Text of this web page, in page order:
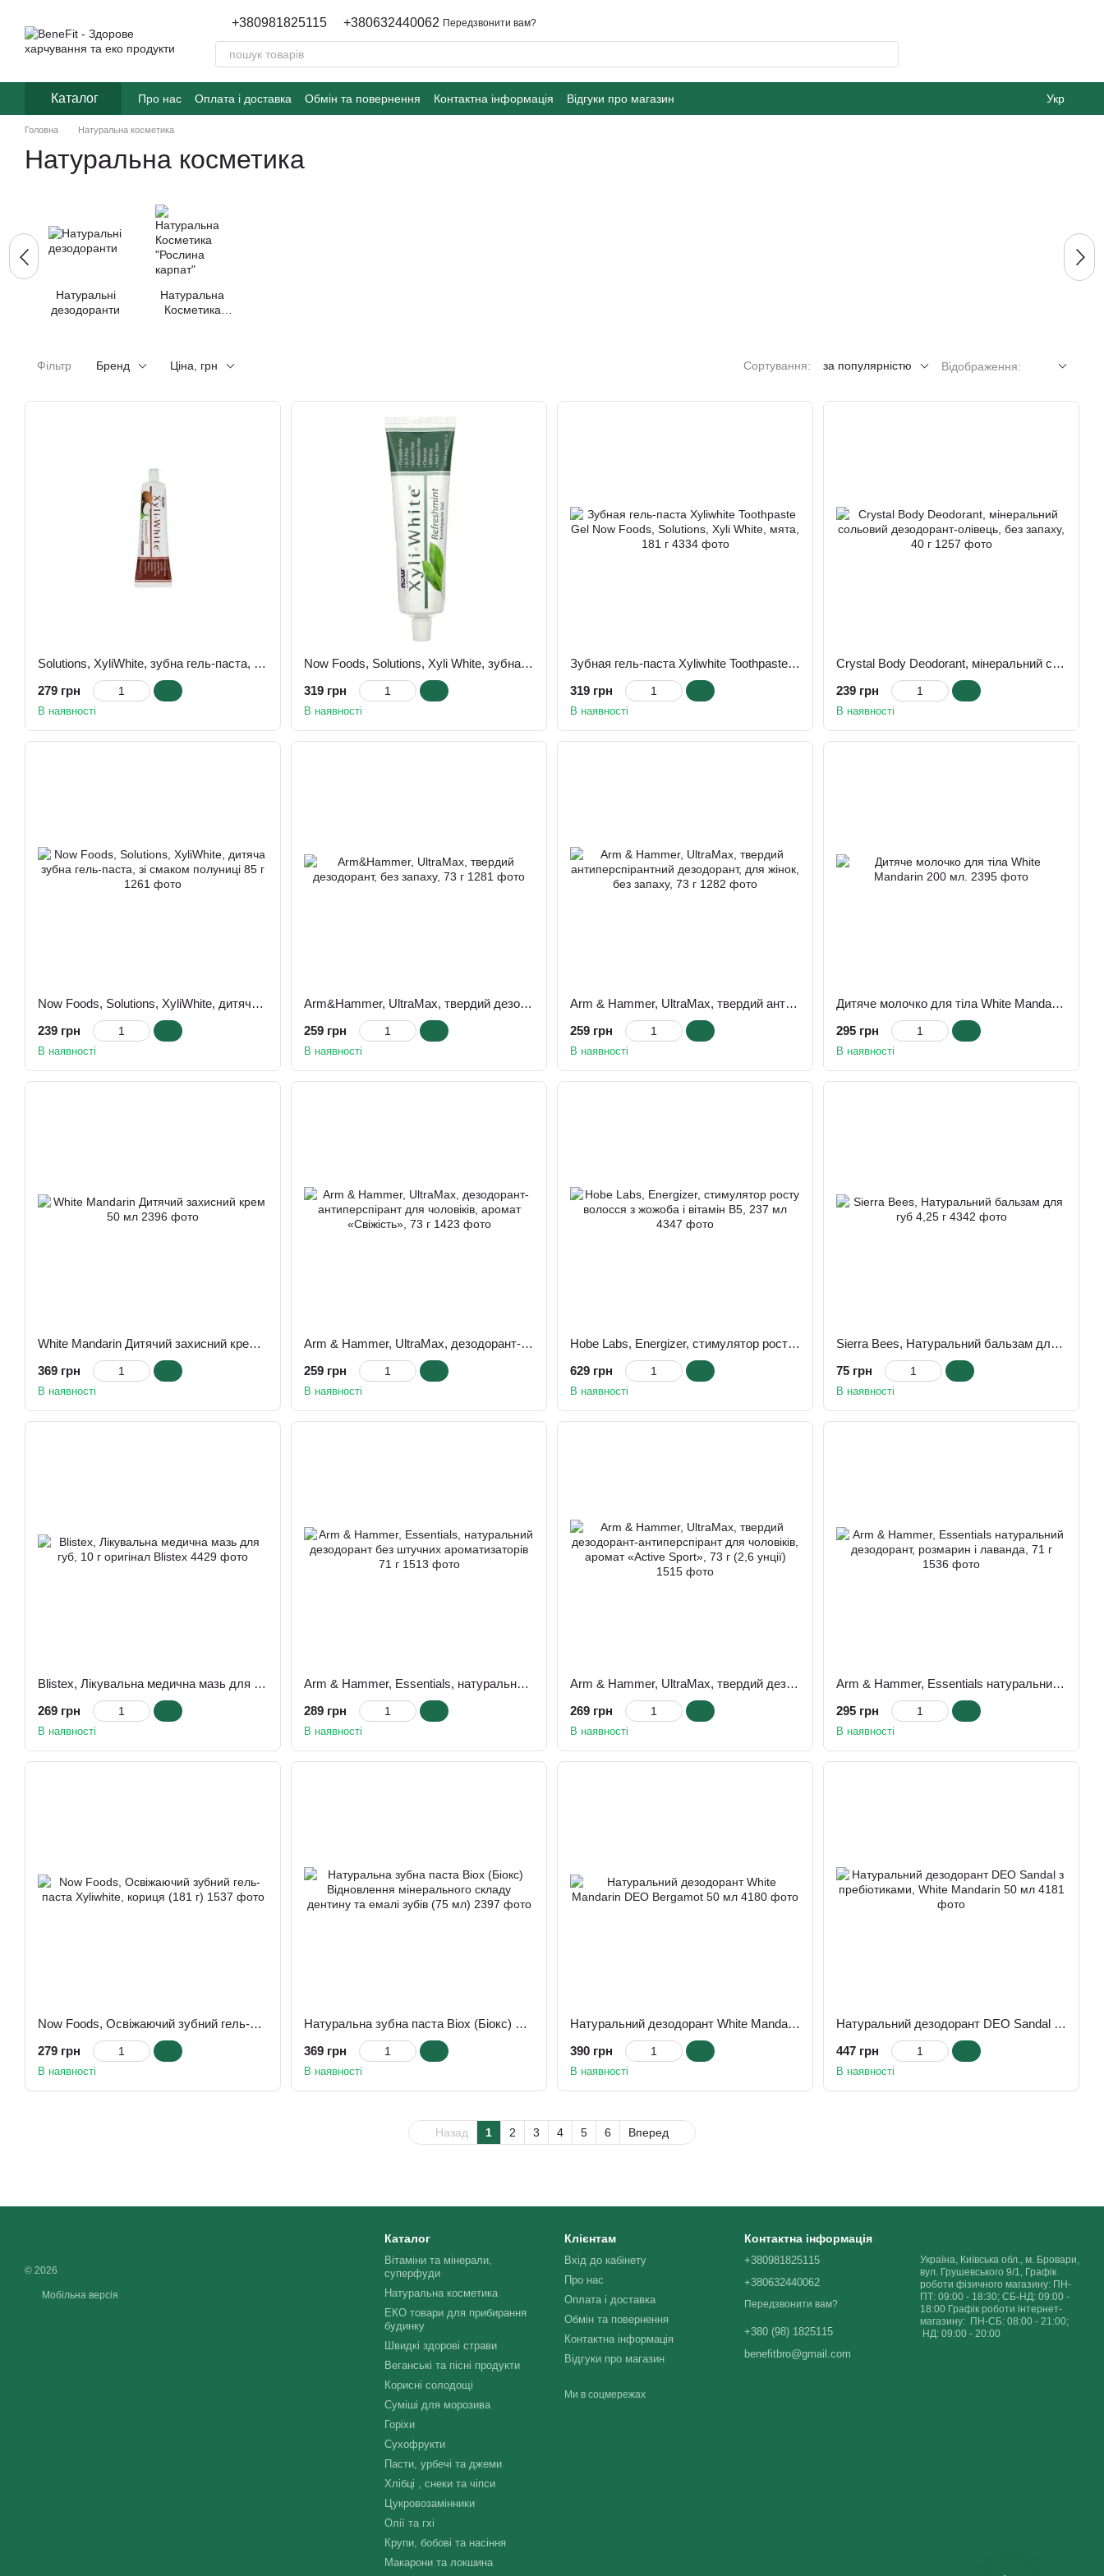
+380981825115 +380632440062 Передзвонити вам?
Каталог Про нас Оплата і доставка Обмін та повернення Контактна інформація Відгуки про магазин Укр
Головна Натуральна косметика
Натуральна косметика
Натуральні
дезодоранти
Натуральна
Косметика
Фільтр
Бренд Ціна, грн Сортування: за популярністю Відображення:
Solutions, XyliWhite, зубна гель-паста, з кокосовою олією, зі смаком м'яти, 181 г
279 грн
В наявності
Now Foods, Solutions, Xyli White, зубна гель-паста, без фтору, Xyliwhite Toothpaste Gel освіжна м'ята, 181 г
319 грн
В наявності
Зубная гель-паста Xyliwhite Toothpaste Gel Now Foods, Solutions, Xyli White, мята, 181 г
319 грн
В наявності
Crystal Body Deodorant, мінеральний сольовий дезодорант-олівець, без запаху, 40 г
239 грн
В наявності
Now Foods, Solutions, XyliWhite, дитяча зубна гель-паста, зі смаком полуниці 85 г
239 грн
В наявності
Arm&Hammer, UltraMax, твердий дезодорант, без запаху, 73 г
259 грн
В наявності
Arm & Hammer, UltraMax, твердий антиперспірантний дезодорант, для жінок, без запаху, 73 г
259 грн
В наявності
Дитяче молочко для тіла White Mandarin 200 мл.
295 грн
В наявності
White Mandarin Дитячий захисний крем 50 мл
369 грн
В наявності
Arm & Hammer, UltraMax, дезодорант-антиперспірант для чоловіків, аромат «Свіжість», 73 г
259 грн
В наявності
Hobe Labs, Energizer, стимулятор росту волосся з жожоба і вітамін B5, 237 мл
629 грн
В наявності
Sierra Bees, Натуральний бальзам для губ 4,25 г
75 грн
В наявності
Blistex, Лікувальна медична мазь для губ, 10 г оригінал Blistex
269 грн
В наявності
Arm & Hammer, Essentials, натуральний дезодорант без штучних ароматизаторів 71 г
289 грн
В наявності
Arm & Hammer, UltraMax, твердий дезодорант-антиперспірант для чоловіків, аромат «Active Sport», 73 г (2,6 унції)
269 грн
В наявності
Arm & Hammer, Essentials натуральний дезодорант, розмарин і лаванда, 71 г
295 грн
В наявності
Now Foods, Освіжаючий зубний гель-паста Xyliwhite, кориця (181 г)
279 грн
В наявності
Натуральна зубна паста Biox (Біокс) Відновлення мінерального складу дентину та емалі зубів (75 мл)
369 грн
В наявності
Натуральний дезодорант White Mandarin DEO Bergamot 50 мл
390 грн
В наявності
Натуральний дезодорант DEO Sandal з пребіотиками, White Mandarin 50 мл
447 грн
В наявності
Назад 1 2 3 4 5 6 Вперед
© 2026
Мобільна версія
Каталог
Вітаміни та мінерали,
суперфуди
Натуральна косметика
ЕКО товари для прибирання
будинку
Швидкі здорові страви
Веганські та пісні продукти
Корисні солодощі
Суміші для морозива
Горіхи
Сухофрукти
Пасти, урбечі та джеми
Хлібці , снеки та чіпси
Цукровозамінники
Олії та гхі
Крупи, бобові та насіння
Макарони та локшина
Клієнтам
Вхід до кабінету
Про нас
Оплата і доставка
Обмін та повернення
Контактна інформація
Відгуки про магазин
Ми в соцмережах
Контактна інформація
+380981825115
+380632440062
Передзвонити вам?
+380 (98) 1825115
benefitbro@gmail.com
Україна, Київська обл., м. Бровари,
вул. Грушевського 9/1, Графік
роботи фізичного магазину: ПН-
ПТ: 09:00 - 18:30; СБ-НД: 09:00 -
18:00 Графік роботи інтернет-
магазину: ПН-СБ: 08:00 - 21:00;
НД: 09:00 - 20:00